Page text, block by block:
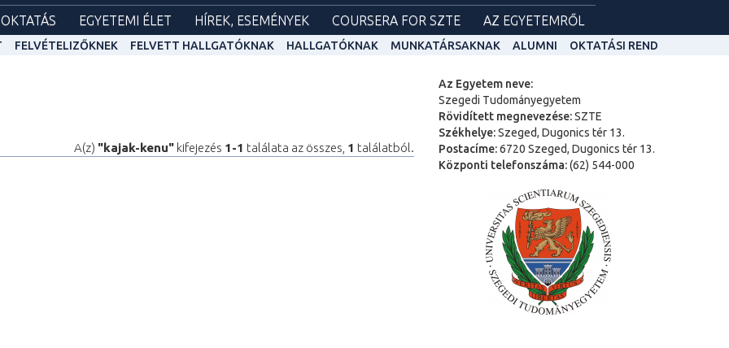
OKTATÁS EGYETEMI ÉLET HÍREK, ESEMÉNYEK COURSERA FOR SZTE AZ EGYETEMRŐL
FELVÉTELIZŐKNEK FELVETT HALLGATÓKNAK HALLGATÓKNAK MUNKATÁRSAKNAK ALUMNI OKTATÁSI REND
A(z) "kajak-kenu" kifejezés 1-1 találata az összes, 1 találatból.
Az Egyetem neve:
Szegedi Tudományegyetem
Rövidített megnevezése:SZTE
Székhelye:Szeged, Dugonics tér 13.
Postacíme:6720 Szeged, Dugonics tér 13.
Központi telefonszáma:(62) 544-000